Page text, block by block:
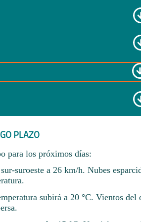
PLAZO
para los próximos días:
suroeste a 26 km/h. Nubes
subirá a 20 °C. Vientos del